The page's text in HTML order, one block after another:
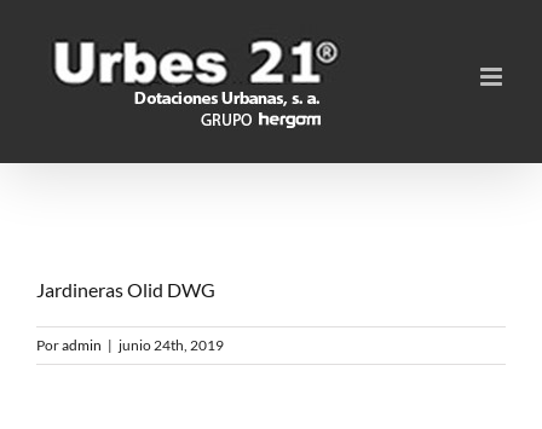
Jardineras Olid DWG
Poradmin | junio 24th, 2019